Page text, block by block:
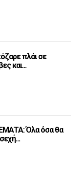
πλάι σε
και...
Όλα όσα θα